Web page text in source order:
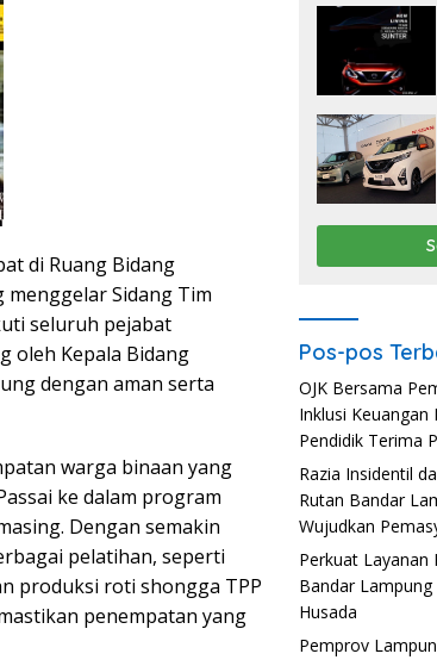
di Ruang Bidang
menggelar Sidang Tim
seluruh pejabat
oleh Kepala Bidang
dengan aman serta
warga binaan yang
ke dalam program
Dengan semakin
pelatihan, seperti
produksi roti shongga TPP
penempatan yang
Pos-pos
OJK Bersama
Inklusi Keuangan
Pendidik Terima
Razia Insidentil
Rutan Bandar
Wujudkan
Perkuat Layanan
Bandar Lampung
Husada
Pemprov